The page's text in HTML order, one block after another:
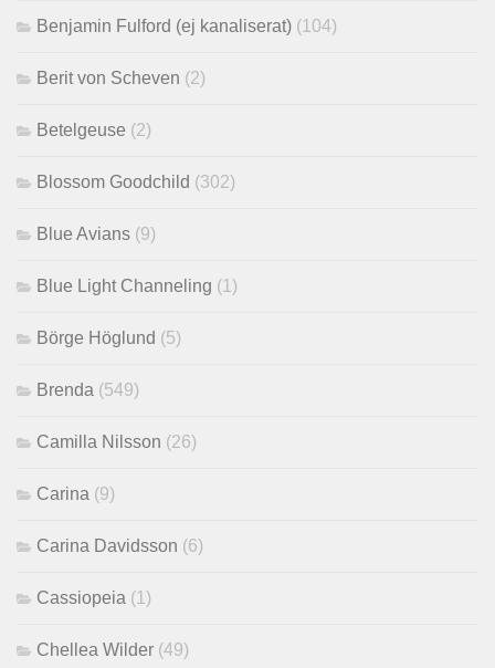
Benjamin Fulford (ej kanaliserat) (104)
Berit von Scheven (2)
Betelgeuse (2)
Blossom Goodchild (302)
Blue Avians (9)
Blue Light Channeling (1)
Börge Höglund (5)
Brenda (549)
Camilla Nilsson (26)
Carina (9)
Carina Davidsson (6)
Cassiopeia (1)
Chellea Wilder (49)